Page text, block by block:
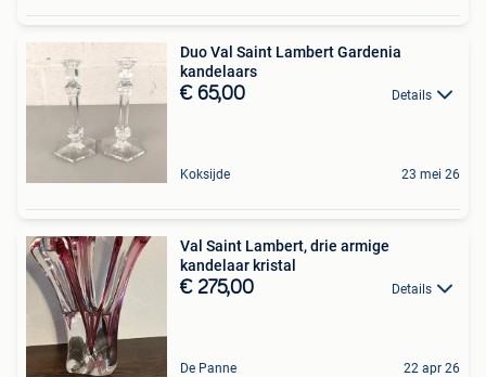
Duo Val Saint Lambert Gardenia
kandelaars
€ 65,00 Details
Koksijde 23 mei 26
Val Saint Lambert, drie armige
kandelaar kristal
€ 275,00 Details
De Panne 22 apr 26